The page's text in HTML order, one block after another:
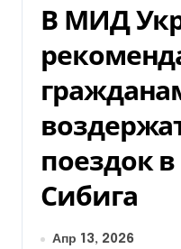
В МИД
поездок
Сибига
Апр 13, 2026